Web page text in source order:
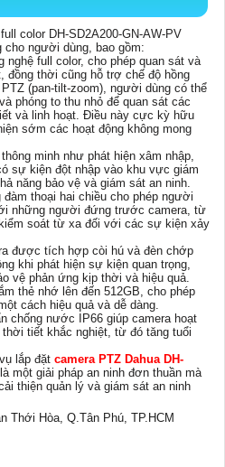
color DH-SD2A200-GN-AW-PV
cho người dùng, bao gồm:
nghệ full color, cho phép quan sát và
đồng thời cũng hỗ trợ chế độ hồng
(pan-tilt-zoom), người dùng có thể
phóng to thu nhỏ để quan sát các
và linh hoạt. Điều này cực kỳ hữu
sớm các hoạt động không mong
minh như phát hiện xâm nhập,
sự kiện đột nhập vào khu vực giám
năng bảo vệ và giám sát an ninh.
thoại hai chiều cho phép người
những người đứng trước camera, từ
soát từ xa đối với các sự kiện xảy
được tích hợp còi hú và đèn chớp
khi phát hiện sự kiện quan trọng,
vệ phản ứng kịp thời và hiệu quả.
thẻ nhớ lên đến 512GB, cho phép
cách hiệu quả và dễ dàng.
chống nước IP66 giúp camera hoạt
tiết khắc nghiệt, từ đó tăng tuổi
lắp đặt camera PTZ Dahua DH-
một giải pháp an ninh đơn thuần mà
thiện quản lý và giám sát an ninh
Thới Hòa, Q.Tân Phú, TP.HCM